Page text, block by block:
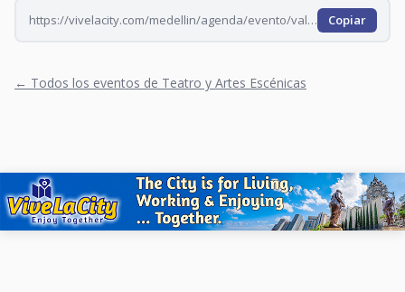
https://vivelacity.com/medellin/agenda/evento/vale-todo-con-accion-impro-mpwwu1g0-mpwx178b-mpwx2ee8 Copiar
← Todos los eventos de Teatro y Artes Escénicas